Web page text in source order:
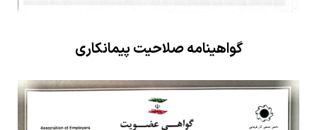
گواهینامه صلاحیت پیمانکاری